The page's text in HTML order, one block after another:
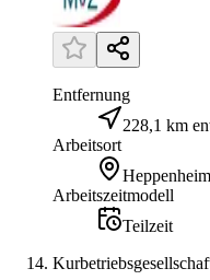
Entfernung
228,1 km
Arbeitsort
Arbeitszeitmodell
Teilzeit